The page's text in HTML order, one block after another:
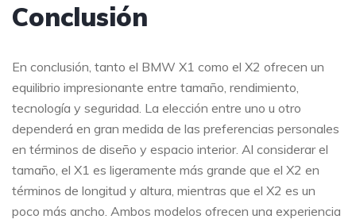
Conclusión
En conclusión, tanto el BMW X1 como el X2 ofrecen un
equilibrio impresionante entre tamaño, rendimiento,
tecnología y seguridad. La elección entre uno u otro
dependerá en gran medida de las preferencias personales
en términos de diseño y espacio interior. Al considerar el
tamaño, el X1 es ligeramente más grande que el X2 en
términos de longitud y altura, mientras que el X2 es un
poco más ancho. Ambos modelos ofrecen una experiencia